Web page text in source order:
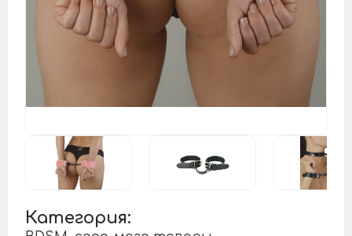
Категория: